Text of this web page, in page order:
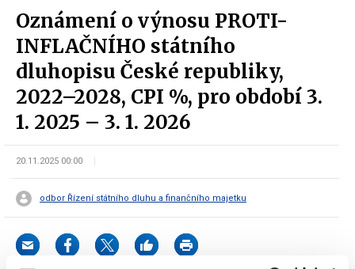
Oznámení o výnosu PROTI-
INFLAČNÍHO státního
dluhopisu České republiky,
2022–2028, CPI %, pro období 3.
1. 2025 – 3. 1. 2026
20.11.2025 00:00
odbor Řízení státního dluhu a finančního majetku